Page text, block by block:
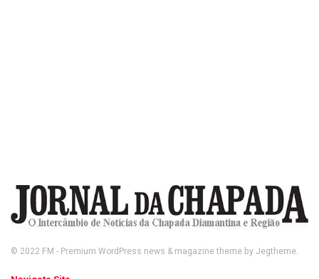
© 2022 FM - Premium WordPress news & magazine theme by Jegtheme.